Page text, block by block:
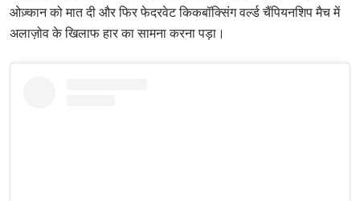
ओज़्कान को मात दी और फिर फेदरवेट किकबॉक्सिंग वर्ल्ड चैंपियनशिप मैच में
अलाज़ोव के खिलाफ हार का सामना करना पड़ा।